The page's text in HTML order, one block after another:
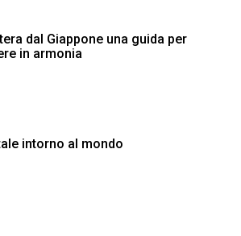
dal Giappone una guida per
in armonia
intorno al mondo